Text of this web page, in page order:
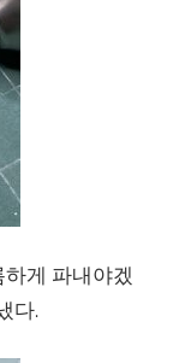
게 파내야겠
다.